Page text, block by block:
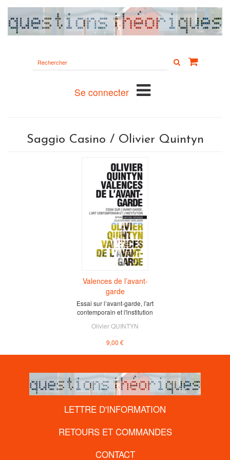
le
Se connecter
Saggio Casino / Olivier Quintyn
Valences de l’avant-
garde
Essai sur l’avant-garde, l'art
contemporain et l'institution
Olivier QUINTYN
9,00 €
LETTRE D'INFORMATION
RETOURS ET COMMANDES
CONTACT